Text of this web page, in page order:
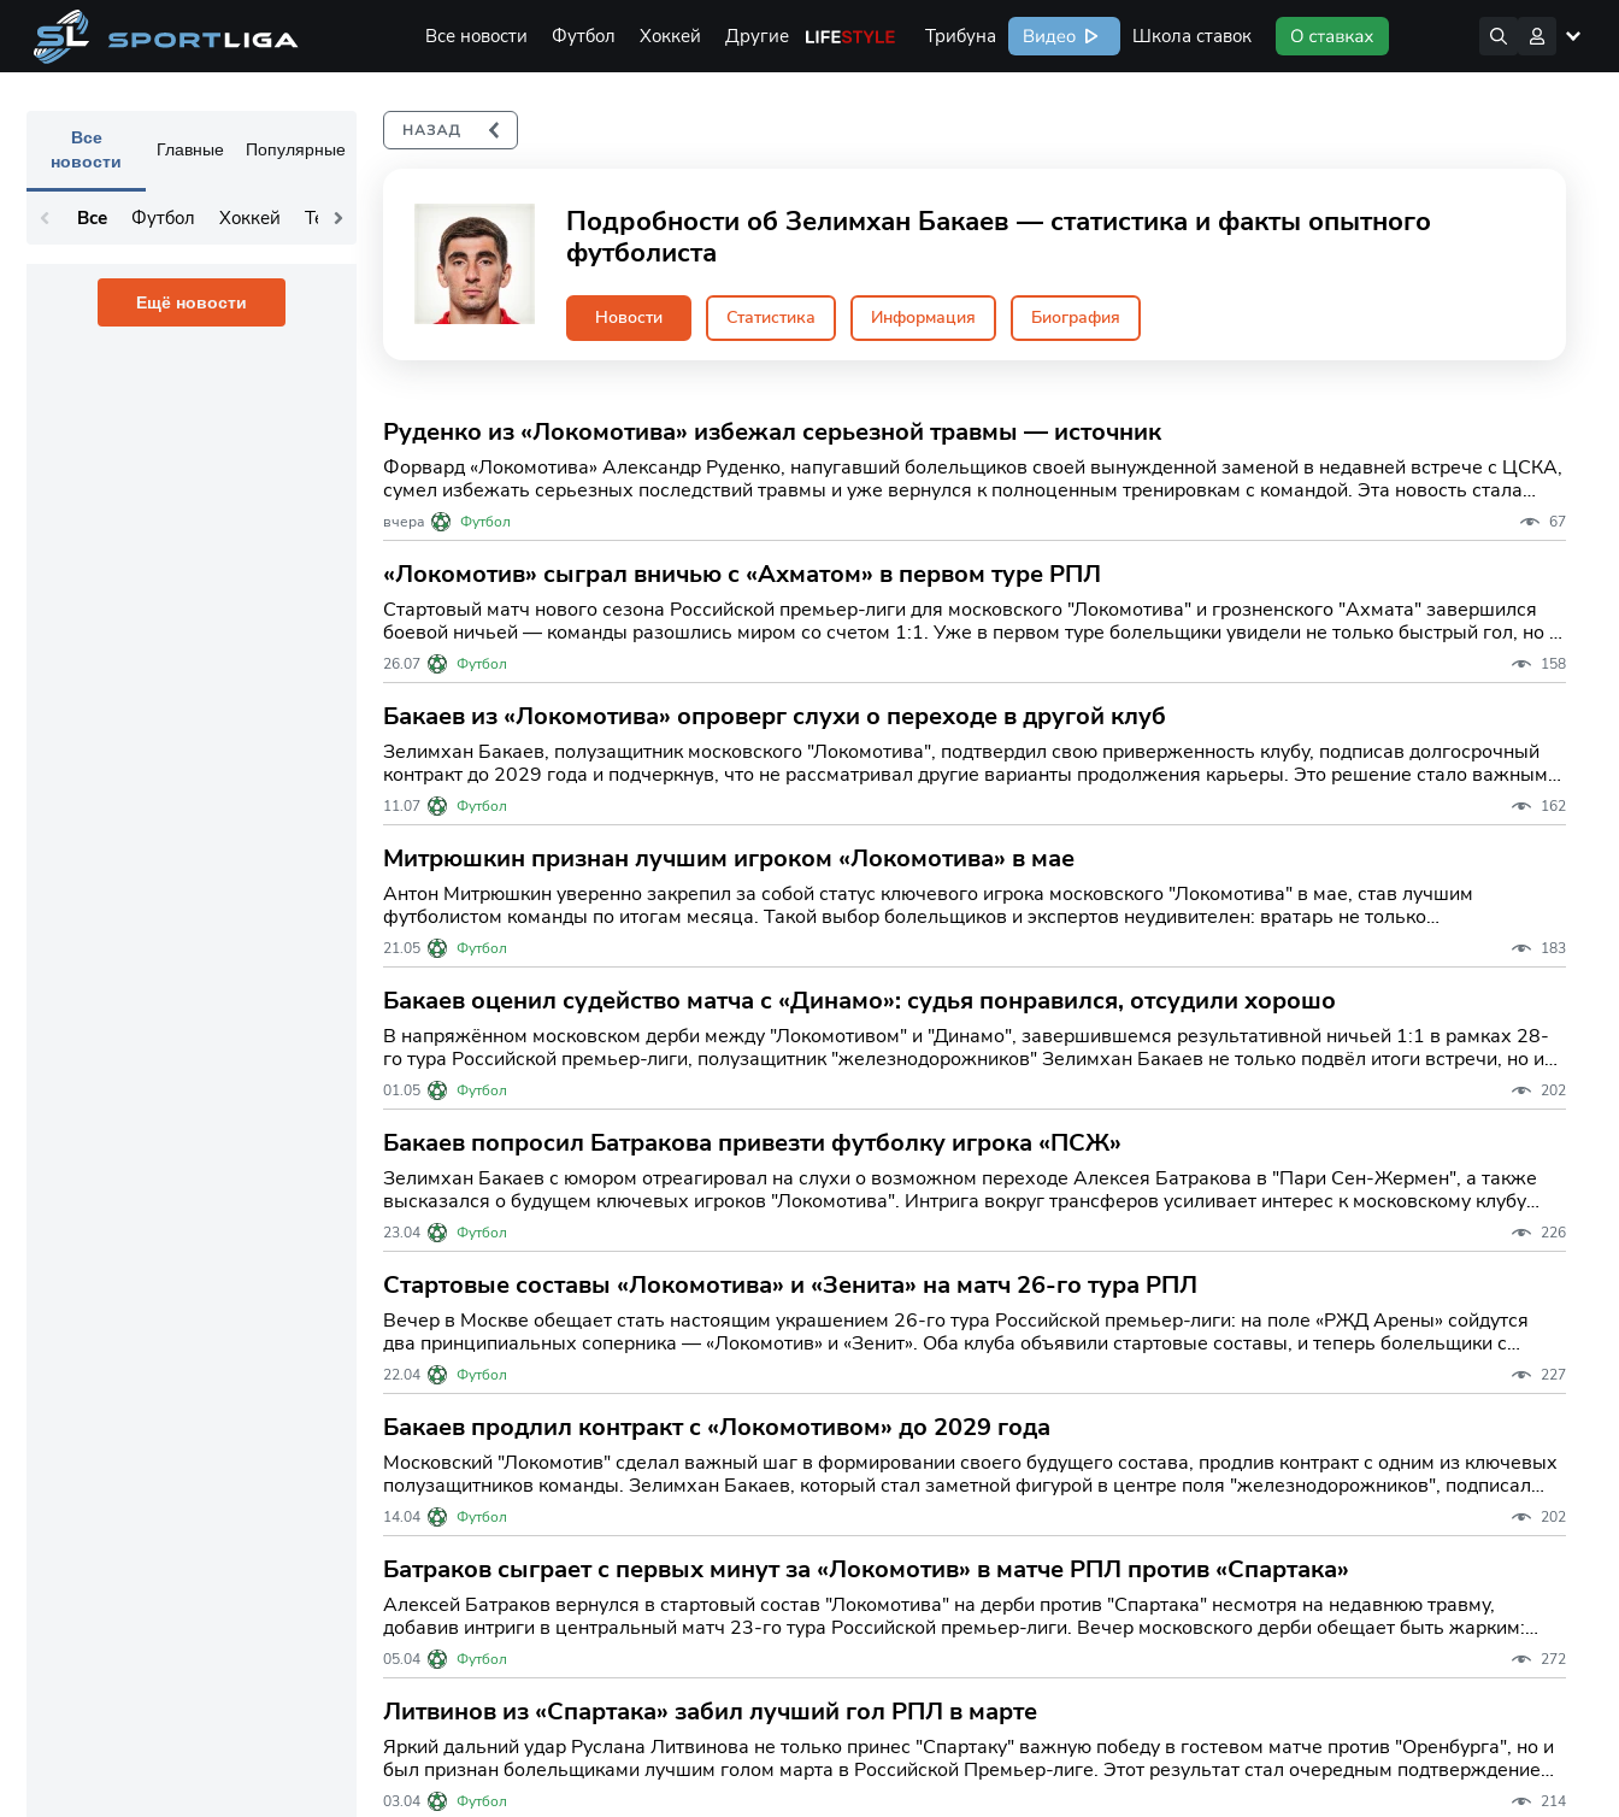
Все новости Футбол Хоккей Другие Life Style Трибуна Видео Школа ставок
Все
новости
Главные Популярные
Все Футбол Хоккей Теннис Остальное
Ещё новости
Подробности об Зелимхан Бакаев — статистика и факты опытного
футболиста
Новости Статистика Информация Биография
Руденко из «Локомотива» избежал серьезной травмы — источник
Форвард «Локомотива» Александр Руденко, напугавший болельщиков своей вынужденной заменой в недавней встрече с ЦСКА,
сумел избежать серьезных последствий травмы и уже вернулся к полноценным тренировкам с командой. Эта новость стала
облегчением для пок
вчера Футбол 67
«Локомотив» сыграл вничью с «Ахматом» в первом туре РПЛ
Стартовый матч нового сезона Российской премьер-лиги для московского "Локомотива" и грозненского "Ахмата" завершился
боевой ничьей — команды разошлись миром со счетом 1:1. Уже в первом туре болельщики увидели не только быстрый гол, но и
дебюты сразу
26.07 Футбол 158
Бакаев из «Локомотива» опроверг слухи о переходе в другой клуб
Зелимхан Бакаев, полузащитник московского "Локомотива", подтвердил свою приверженность клубу, подписав долгосрочный
контракт до 2029 года и подчеркнув, что не рассматривал другие варианты продолжения карьеры. Это решение стало важным
сигналом для бол
11.07 Футбол 162
Митрюшкин признан лучшим игроком «Локомотива» в мае
Антон Митрюшкин уверенно закрепил за собой статус ключевого игрока московского "Локомотива" в мае, став лучшим
футболистом команды по итогам месяца. Такой выбор болельщиков и экспертов неудивителен: вратарь не только
демонстрировал стабильную игру, н
21.05 Футбол 183
Бакаев оценил судейство матча с «Динамо»: судья понравился, отсудили хорошо
В напряжённом московском дерби между "Локомотивом" и "Динамо", завершившемся результативной ничьей 1:1 в рамках 28-
го тура Российской премьер-лиги, полузащитник "железнодорожников" Зелимхан Бакаев не только подвёл итоги встречи, но и
выразил признате
01.05 Футбол 202
Бакаев попросил Батракова привезти футболку игрока «ПСЖ»
Зелимхан Бакаев с юмором отреагировал на слухи о возможном переходе Алексея Батракова в "Пари Сен-Жермен", а также
высказался о будущем ключевых игроков "Локомотива". Интрига вокруг трансферов усиливает интерес к московскому клубу
накануне летнего ок
23.04 Футбол 226
Стартовые составы «Локомотива» и «Зенита» на матч 26-го тура РПЛ
Вечер в Москве обещает стать настоящим украшением 26-го тура Российской премьер-лиги: на поле «РЖД Арены» сойдутся
два принципиальных соперника — «Локомотив» и «Зенит». Оба клуба объявили стартовые составы, и теперь болельщики с
нетерпением ждут нача
22.04 Футбол 227
Бакаев продлил контракт с «Локомотивом» до 2029 года
Московский "Локомотив" сделал важный шаг в формировании своего будущего состава, продлив контракт с одним из ключевых
полузащитников команды. Зелимхан Бакаев, который стал заметной фигурой в центре поля "железнодорожников", подписал
новое соглашение
14.04 Футбол 202
Батраков сыграет с первых минут за «Локомотив» в матче РПЛ против «Спартака»
Алексей Батраков вернулся в стартовый состав "Локомотива" на дерби против "Спартака" несмотря на недавнюю травму,
добавив интриги в центральный матч 23-го тура Российской премьер-лиги. Вечер московского дерби обещает быть жарким:
полузащитник "Локо
05.04 Футбол 272
Литвинов из «Спартака» забил лучший гол РПЛ в марте
Яркий дальний удар Руслана Литвинова не только принес "Спартаку" важную победу в гостевом матче против "Оренбурга", но и
был признан болельщиками лучшим голом марта в Российской Премьер-лиге. Этот результат стал очередным подтверждением
растущего авт
03.04 Футбол 214